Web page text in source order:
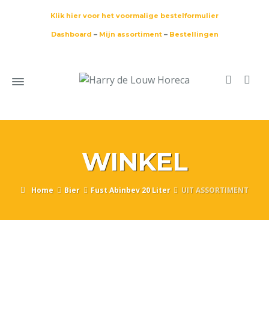
Klik hier voor het voormalige bestelformulier
Dashboard – Mijn assortiment– Bestellingen
WINKEL
Home Bier Fust Abinbev 20 Liter UIT ASSORTIMENT